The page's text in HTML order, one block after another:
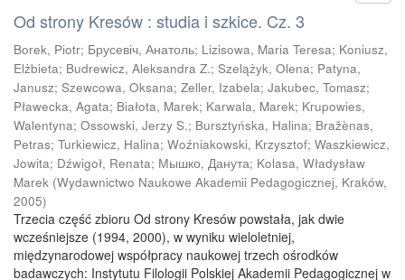
Od strony Kresów : studia i szkice. Cz. 3
Borek, Piotr; Брусевіч, Анатоль; Lizisowa, Maria Teresa; Koniusz,
Elżbieta; Budrewicz, Aleksandra Z.; Szelążyk, Olena; Patyna,
Janusz; Szewcowa, Oksana; Zeller, Izabela; Jakubec, Tomasz;
Pławecka, Agata; Białota, Marek; Karwala, Marek; Krupowies,
Walentyna; Ossowski, Jerzy S.; Bursztyńska, Halina; Bražènas,
Petras; Turkiewicz, Halina; Woźniakowski, Krzysztof; Waszkiewicz,
Jowita; Dźwigoł, Renata; Мышко, Данута; Kolasa, Władysław
Marek (Wydawnictwo Naukowe Akademii Pedagogicznej, Kraków,
2005)
Trzecia część zbioru Od strony Kresów powstała, jak dwie
wcześniejsze (1994, 2000), w wyniku wieloletniej,
międzynarodowej współpracy naukowej trzech ośrodków
badawczych: Instytutu Filologii Polskiej Akademii Pedagogicznej w